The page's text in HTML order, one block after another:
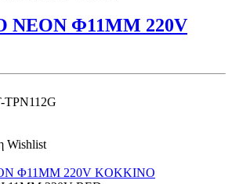
ΝΕΟΝ Φ11ΜΜ 220V
TPN112G
Wishlist